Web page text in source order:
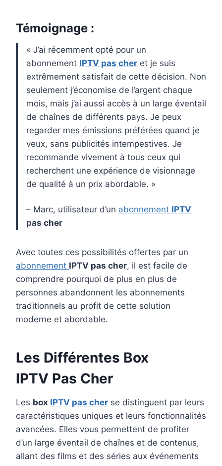
Témoignage :
« J’ai récemment opté pour un
abonnement IPTV pas cher et je suis
extrêmement satisfait de cette décision. Non
seulement j’économise de l’argent chaque
mois, mais j’ai aussi accès à un large éventail
de chaînes de différents pays. Je peux
regarder mes émissions préférées quand je
veux, sans publicités intempestives. Je
recommande vivement à tous ceux qui
recherchent une expérience de visionnage
de qualité à un prix abordable. »
– Marc, utilisateur d’un abonnement IPTV
pas cher
Avec toutes ces possibilités offertes par un
abonnement IPTV pas cher, il est facile de
comprendre pourquoi de plus en plus de
personnes abandonnent les abonnements
traditionnels au profit de cette solution
moderne et abordable.
Les Différentes Box
IPTV Pas Cher
Les box IPTV pas cher se distinguent par leurs
caractéristiques uniques et leurs fonctionnalités
avancées. Elles vous permettent de profiter
d’un large éventail de chaînes et de contenus,
allant des films et des séries aux événements